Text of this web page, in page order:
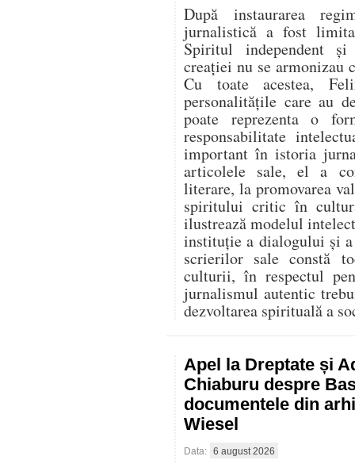
După instaurarea
jurnalistică a fost
Spiritul independent
creației nu se armonizau
Cu toate acestea,
personalitățile care au
poate reprezenta o
responsabilitate
important în istoria
articolele sale, el a
literare, la promovarea
spiritului critic în
ilustrează modelul
instituție a dialogului și
scrierilor sale constă
culturii, în respectul
jurnalismul autentic
dezvoltarea spirituală a
Apel la Dreptate și
Chiaburu despre
documentele din
Wiesel
Data: 6 august 2026